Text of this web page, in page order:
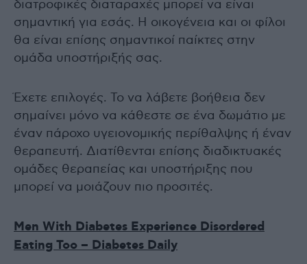
διατροφικές διαταραχές μπορεί να είναι
σημαντική για εσάς. Η οικογένεια και οι φίλοι
θα είναι επίσης σημαντικοί παίκτες στην
ομάδα υποστήριξής σας.
Έχετε επιλογές. Το να λάβετε βοήθεια δεν
σημαίνει μόνο να κάθεστε σε ένα δωμάτιο με
έναν πάροχο υγειονομικής περίθαλψης ή έναν
θεραπευτή. Διατίθενται επίσης διαδικτυακές
ομάδες θεραπείας και υποστήριξης που
μπορεί να μοιάζουν πιο προσιτές.
Men With Diabetes Experience Disordered
Eating Too – Diabetes Daily